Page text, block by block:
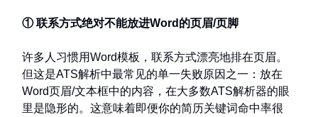
① 联系方式绝对不能放进Word的页眉/页脚
许多人习惯用Word模板，联系方式漂亮地排在页眉。
但这是ATS解析中最常见的单一失败原因之一：放在
Word页眉/文本框中的内容，在大多数ATS解析器的眼
里是隐形的。这意味着即便你的简历关键词命中率很